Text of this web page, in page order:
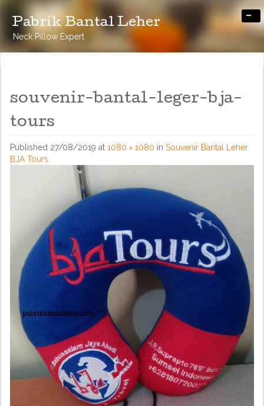
Pabrik Bantal Leher
Neck Pillow Expert
-
souvenir-bantal-leger-bja-
tours
Published 27/08/2019 at 1080 × 1080 in Souvenir Bantal Leher
BJA Tours